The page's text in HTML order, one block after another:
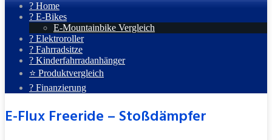
? Home
? E-Bikes
E-Mountainbike Vergleich
? Elektroroller
? Fahrradsitze
? Kinderfahrradanhänger
⭐ Produktvergleich
? Finanzierung
E-Flux Freeride – Stoßdämpfer